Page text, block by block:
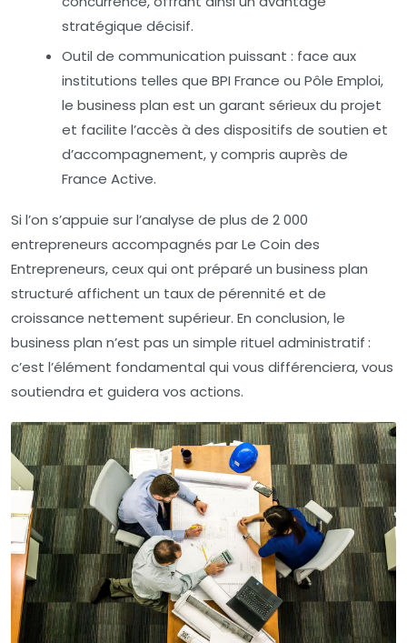
stratégique décisif.
Outil de communication puissant : face aux
institutions telles que BPI France ou Pôle Emploi,
le business plan est un garant sérieux du projet
et facilite l’accès à des dispositifs de soutien et
d’accompagnement, y compris auprès de
France Active.
Si l’on s’appuie sur l’analyse de plus de 2 000
entrepreneurs accompagnés par Le Coin des
Entrepreneurs, ceux qui ont préparé un business plan
structuré affichent un taux de pérennité et de
croissance nettement supérieur. En conclusion, le
business plan n’est pas un simple rituel administratif :
c’est l’élément fondamental qui vous différenciera, vous
soutiendra et guidera vos actions.